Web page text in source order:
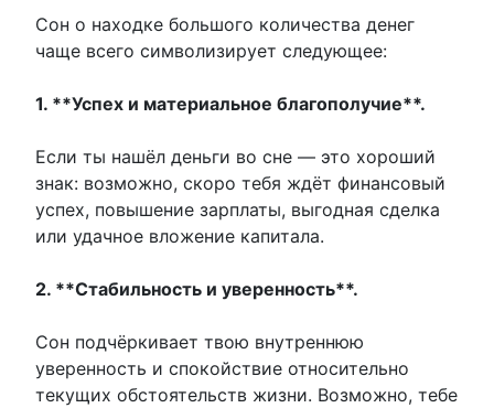
Сон о находке большого количества денег
чаще всего символизирует следующее:
1. **Успех и материальное благополучие**.
Если ты нашёл деньги во сне — это хороший
знак: возможно, скоро тебя ждёт финансовый
успех, повышение зарплаты, выгодная сделка
или удачное вложение капитала.
2. **Стабильность и уверенность**.
Сон подчёркивает твою внутреннюю
уверенность и спокойствие относительно
текущих обстоятельств жизни. Возможно, тебе